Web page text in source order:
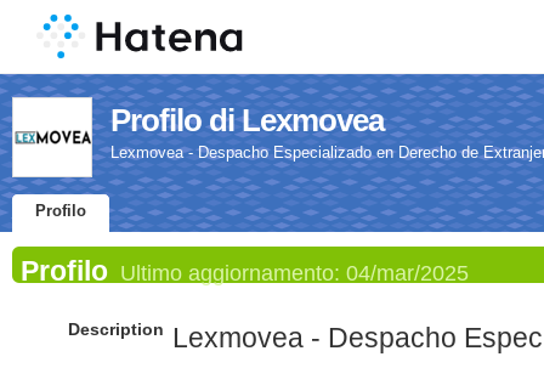
Profilo di Lexmovea
Lexmovea - Despacho Especializado en Derecho de
Profilo
Profilo Ultimo aggiornamento: 04/mar/2025
Description
Lexmovea - Despacho